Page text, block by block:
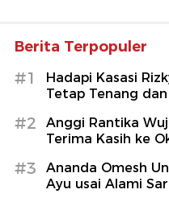
Berita Terpopuler
#1
Hadapi Kasasi
Tetap Tenang
#2
Anggi Rantika
Terima Kasih ke
#3
Ananda Omesh
Ayu usai Alami